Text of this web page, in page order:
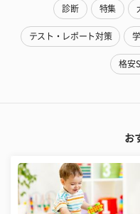
診断 特集
テスト・レポート対策
格安
お